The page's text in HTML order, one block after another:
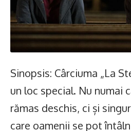
Sinopsis: Cârciuma „La
un loc special. Nu numai
rămas deschis, ci și
care oamenii se pot